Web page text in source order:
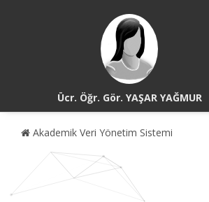
Ücr. Öğr. Gör. YAŞAR YAĞMUR
Akademik Veri Yönetim Sistemi